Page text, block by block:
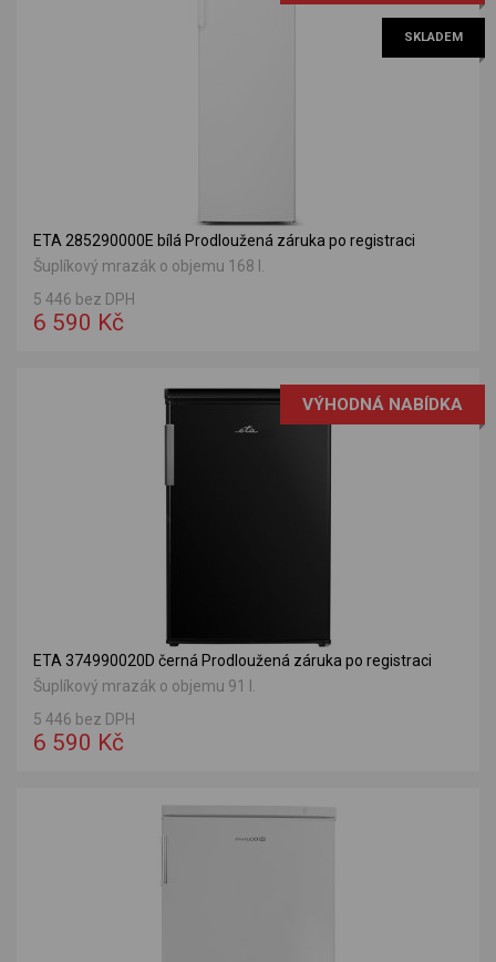
SKLADEM
ETA 285290000E bílá Prodloužená záruka po registraci
Šuplíkový mrazák o objemu 168 l.
5 446 bez DPH
6 590 Kč
VÝHODNÁ NABÍDKA
ETA 374990020D černá Prodloužená záruka po registraci
Šuplíkový mrazák o objemu 91 l.
5 446 bez DPH
6 590 Kč